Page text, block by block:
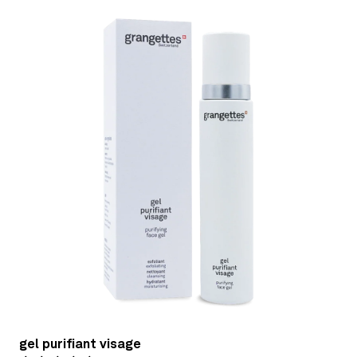
gel purifiant visage